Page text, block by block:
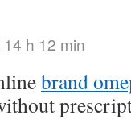
h 12 min
brand